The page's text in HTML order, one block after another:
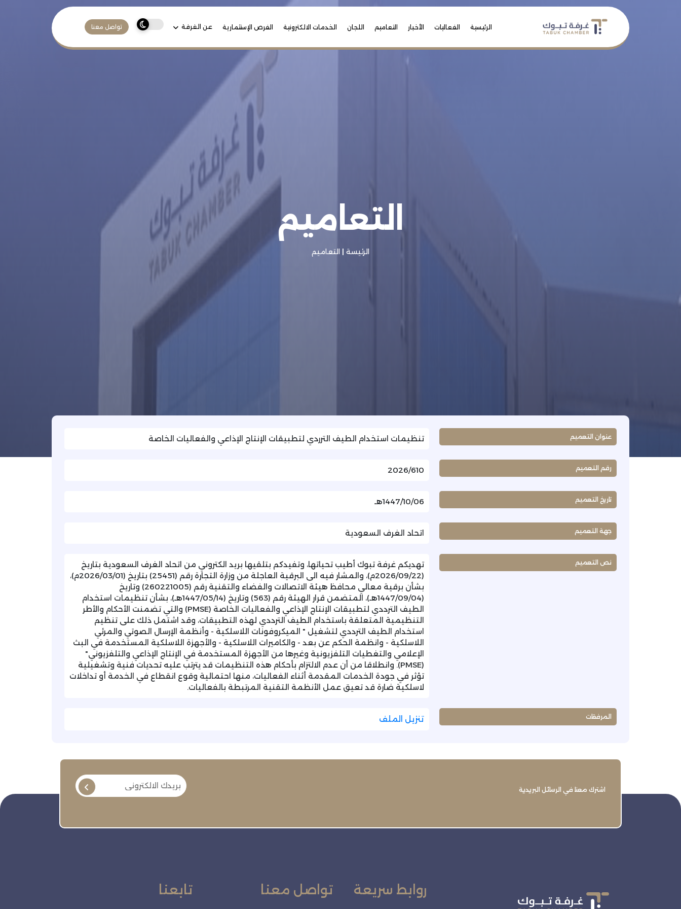
الرئيسية الفعاليات الأخبار التعاميم اللجان الخدمات الالكترونية الفرص الإستثمارية عن الغرفة تواصل معنا
التعاميم
الرئيسة | التعاميم
عنوان التعميم تنظيمات استخدام الطيف الترردي لتطبيقات الإنتاج الإذاعي والفعاليات الخاصة
رقم التعميم 2026/610
تاريخ التعميم 1447/10/06هـ
جهة التعميم اتحاد الغرف السعودية
نص التعميم
تهديكم غرفة تبوك أطيب تحياتها، وتفيدكم بتلقيها بريد الكتروني من اتحاد الغرف السعودية بتاريخ
(2026/09/22م)، والمشار فيه الى البرقية العاجلة من وزارة التجارة رقم (25451) بتاريخ (2026/03/01م)،
بشأن برقية معالي محافظ هيئة الاتصالات والفضاء والتقنية رقم (260221005) وتاريخ
(1447/09/04هـ)، المتضمن قرار الهيئة رقم (563) وتاريخ (1447/05/14هـ)، بشأن تنظيمات استخدام
الطيف الترددي لتطبيقات الإنتاج الإذاعي والفعاليات الخاصة (PMSE) والتي تضمنت الأحكام والأطر
التنظيمية المتعلقة باستخدام الطيف الترددي لهذه التطبيقات، وقد اشتمل ذلك على تنظيم
استخدام الطيف الترددي لتشغيل " الميكروفونات اللاسلكية - وأنظمة الإرسال الصوتي والمرئي
اللاسلكية - وانظمة الحكم عن بعد - والكاميرات اللاسلكية - والأجهزة اللاسلكية المستخدمة في البث
الإعلامي والتغطيات التلفزيونية وغيرها من الأجهزة المستخدمة في الإنتاج الإذاعي والتلفزيوني"
(PMSE). وانطلاقا من أن عدم الالتزام بأحكام هذه التنظيمات قد يترتب عليه تحديات فنية وتشغيلية
تؤثر في جودة الخدمات المقدمة أثناء الفعاليات، منها احتمالية وقوع انقطاع في الخدمة أو تداخلات
لاسلكية ضارة قد تعيق عمل الأنظمة التقنية المرتبطة بالفعاليات.
المرفقات تنزيل الملف
اشترك معنا في الرسائل البريدية
روابط سريعة تواصل معنا تابعنا